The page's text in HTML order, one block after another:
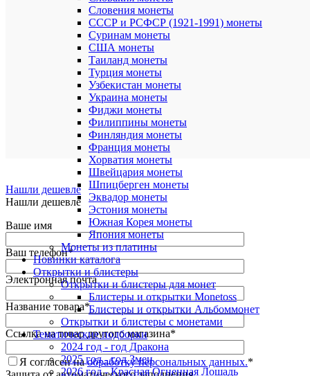
Словения монеты
СССР и РСФСР (1921-1991) монеты
Суринам монеты
США монеты
Таиланд монеты
Турция монеты
Узбекистан монеты
Украина монеты
Фиджи монеты
Филиппины монеты
Финляндия монеты
Франция монеты
Хорватия монеты
Швейцария монеты
Шпицберген монеты
Эквадор монеты
Эстония монеты
Южная Корея монеты
Япония монеты
Монеты из платины
Новинки каталога
Открытки и блистеры
Открытки и блистеры для монет
Блистеры и открытки Monetoss
Блистеры и открытки Альбоммонет
Открытки и блистеры с монетами
Тематические подборки
2024 год - год Дракона
2025 год - год Змеи
2026 год - Красная Огненная Лошадь
Нашли дешевле
Нашли дешевле
Ваше имя
Ваш телефон*
Электронная почта
Название товара*
Ссылка на товар другого магазина*
Я согласен наобработку персональных данных.*